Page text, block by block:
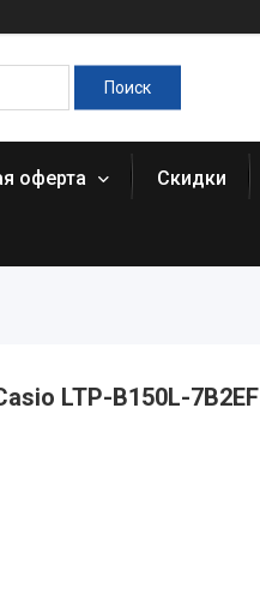
оферта Скидки
LTP-B150L-7B2EF